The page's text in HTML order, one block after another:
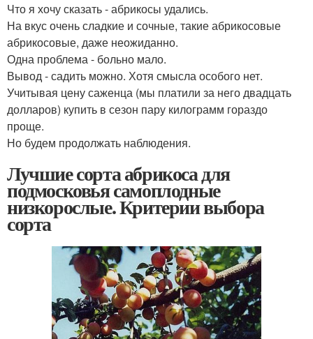
Что я хочу сказать - абрикосы удались.
На вкус очень сладкие и сочные, такие абрикосовые
абрикосовые, даже неожиданно.
Одна проблема - больно мало.
Вывод - садить можно. Хотя смысла особого нет.
Учитывая цену саженца (мы платили за него двадцать
долларов) купить в сезон пару килограмм гораздо
проще.
Но будем продолжать наблюдения.
Лучшие сорта абрикоса для
подмосковья самоплодные
низкорослые. Критерии выбора
сорта